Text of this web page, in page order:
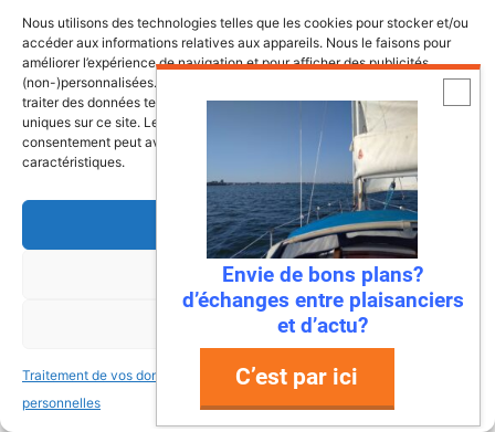
Nous utilisons des technologies telles que les cookies pour stocker et/ou
accéder aux informations relatives aux appareils. Nous le faisons pour
améliorer l’expérience de navigation et pour afficher des publicités
(non-)personnalisées. Consentir à ces technologies nous autorisera à
traiter des données telles que le comportement de navigation ou les ID
uniques sur ce site. Le fait de ne pas consentir ou de retirer son
consentement peut avoir un effet négatif sur certaines fonctonnalités et
caractéristiques.
Accepter
Refuser
Voir les préférences
Traitement de vos données
personnelles
Traitement de vos données
personnelles
web
Envie de bons plans?
d’échanges entre plaisanciers
et d’actu?
C’est par ici